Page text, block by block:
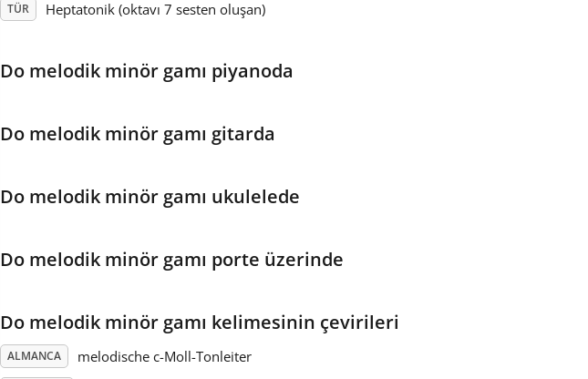
TÜR Heptatonik (oktavı 7 sesten oluşan)
Do melodik minör gamı piyanoda
Do melodik minör gamı gitarda
Do melodik minör gamı ukulelede
Do melodik minör gamı porte üzerinde
Do melodik minör gamı kelimesinin çevirileri
ALMANCA melodische c-Moll-Tonleiter